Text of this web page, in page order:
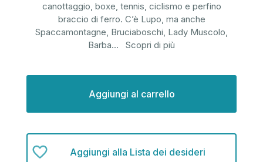
canottaggio, boxe, tennis, ciclismo e perfino
braccio di ferro. C’è Lupo, ma anche
Spaccamontagne, Bruciaboschi, Lady Muscolo,
Barba... Scopri di più
Aggiungi alla Lista dei desideri